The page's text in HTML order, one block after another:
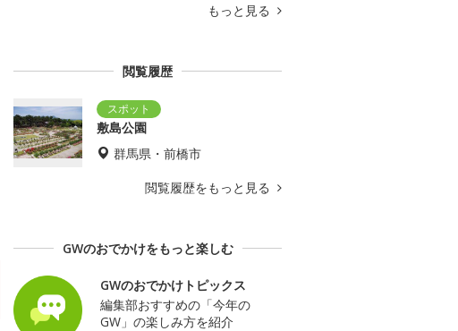
もっと見る
閲覧履歴
敷島公園
群馬県・前橋市
閲覧履歴をもっと見る
GWのおでかけをもっと楽しむ
GWのおでかけトピックス
編集部おすすめの「今年の
GW」の楽しみ方を紹介